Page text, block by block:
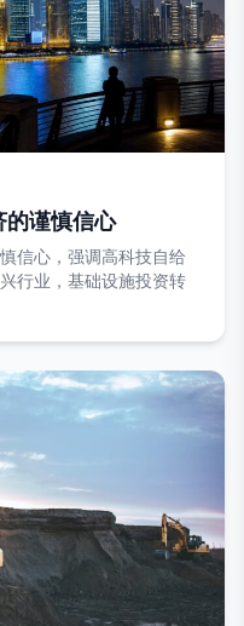
谨慎信心
信心，强调高科技自给
行业，基础设施投资转